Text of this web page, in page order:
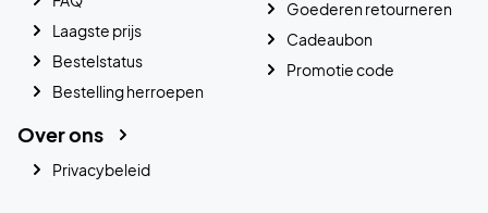
Laagste prijs
Bestelstatus
Bestelling herroepen
Goederen retourneren
Cadeaubon
Promotie code
Over ons
Privacybeleid